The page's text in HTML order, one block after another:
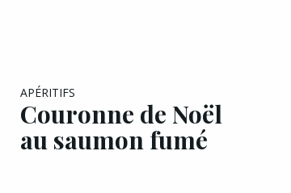
APÉRITIFS
Couronne de Noël
au saumon fumé